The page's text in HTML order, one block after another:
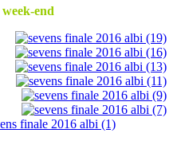
end